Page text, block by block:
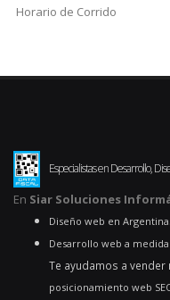
Horario de Corrido
Especialistas en Desarrollo,
En Siar Soluciones
Diseño web en Argentina
Desarrollo web a medida
Te ayudamos a
posicionamiento web